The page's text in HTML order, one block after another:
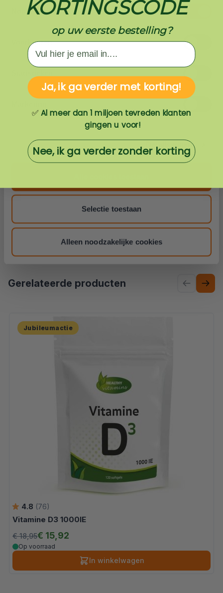
Noodzakelijk
Voorkeuren
Details tonen
Selectie toestaan
Alleen noodzakelijke cookies
Meer informatie
Samenstelling
Reviews
member?Log dan hierin. Of klikhiervoor meer
Druk om om te gaan naar de volgende slide
Gerelateerde producten
4.8 (76)
Vitamine D3 1000IE
Jubileumactie
€ 15,92
€ 18,95
Op voorraad
In winkelwagen
KORTINGSCODE
op uw eerste bestelling?
EMAIL
Ja, ik ga verder met korting!
✅ Al meer dan 1 miljoen tevreden klanten
gingen u voor!
Nee, ik ga verder zonder korting